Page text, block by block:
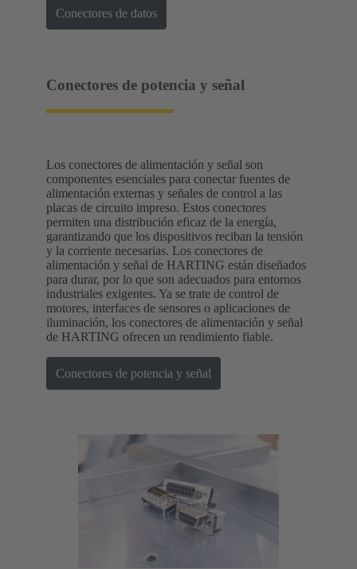
Conectores de datos
Conectores de potencia y señal
Los conectores de alimentación y señal son
componentes esenciales para conectar fuentes de
alimentación externas y señales de control a las
placas de circuito impreso. Estos conectores
permiten una distribución eficaz de la energía,
garantizando que los dispositivos reciban la tensión
y la corriente necesarias. Los conectores de
alimentación y señal de HARTING están diseñados
para durar, por lo que son adecuados para entornos
industriales exigentes. Ya se trate de control de
motores, interfaces de sensores o aplicaciones de
iluminación, los conectores de alimentación y señal
de HARTING ofrecen un rendimiento fiable.
Conectores de potencia y señal